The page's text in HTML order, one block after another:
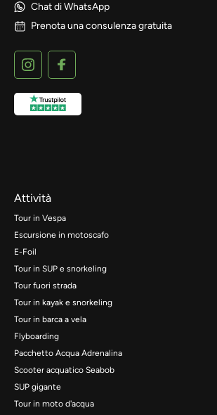
Chat di WhatsApp
Prenota una consulenza gratuita
Attività
Tour in Vespa
Escursione in motoscafo
E-Foil
Tour in SUP e snorkeling
Tour fuori strada
Tour in kayak e snorkeling
Tour in barca a vela
Flyboarding
Pacchetto Acqua Adrenalina
Scooter acquatico Seabob
SUP gigante
Tour in moto d'acqua